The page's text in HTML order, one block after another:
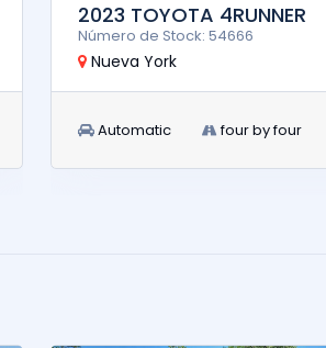
2023 TOYOTA 4RUNNER
Número de Stock: 54666
Nueva York
Automatic four by four